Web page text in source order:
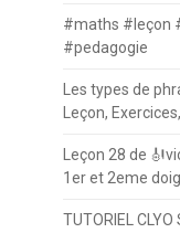
#maths #leçon
#pedagogie
Les types de
Leçon,
Leçon 28 de
1er et 2eme
TUTORIEL CLYO